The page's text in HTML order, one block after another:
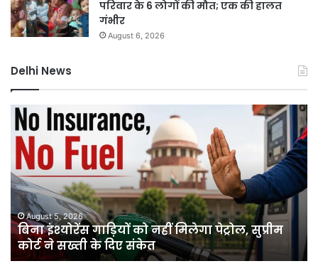
परिवार के 6 लोगों की मौत; एक की हालत
गंभीर
August 6, 2026
Delhi News
बिना
इंश्योरेंस
गाड़ियों
नहीं
मिलेगा
पेट्रोल,
सुप्रीम
कोर्ट
सख्ती
August 5, 2026
बिना इंश्योरेंस गाड़ियों को नहीं मिलेगा पेट्रोल, सुप्रीम
कोर्ट ने सख्ती के दिए संकेत
में
का